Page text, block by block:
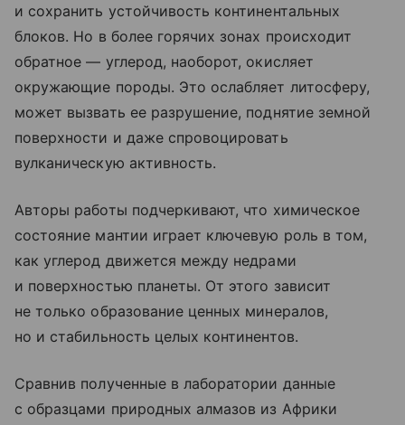
и сохранить устойчивость континентальных
блоков. Но в более горячих зонах происходит
обратное — углерод, наоборот, окисляет
окружающие породы. Это ослабляет литосферу,
может вызвать ее разрушение, поднятие земной
поверхности и даже спровоцировать
вулканическую активность.
Авторы работы подчеркивают, что химическое
состояние мантии играет ключевую роль в том,
как углерод движется между недрами
и поверхностью планеты. От этого зависит
не только образование ценных минералов,
но и стабильность целых континентов.
Сравнив полученные в лаборатории данные
с образцами природных алмазов из Африки